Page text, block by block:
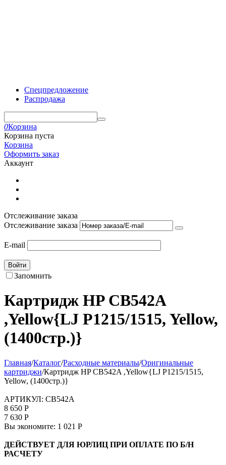
Спецпредложение
Распродажа
0Корзина
Корзина пуста
Корзина
Оформить заказ
Аккаунт
Отслеживание заказа
Отслеживание заказа
E-mail
Войти
Запомнить
Картридж HP CB542A
,Yellow{LJ P1215/1515, Yellow,
(1400стр.)}
Главная/Каталог/Расходные материалы/Оригинальные
картриджи/Картридж HP CB542A ,Yellow{LJ P1215/1515,
Yellow, (1400стр.)}
АРТИКУЛ: CB542A
8 650 Р
7 630 Р
Вы экономите: 1 021 Р
ДЕЙСТВУЕТ ДЛЯ ЮРЛИЦ ПРИ ОПЛАТЕ ПО Б/Н
РАСЧЕТУ